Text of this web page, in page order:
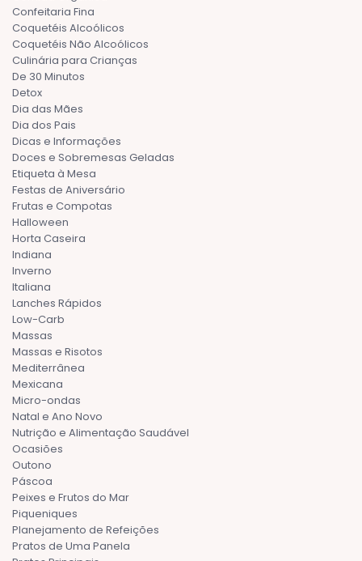
Confeitaria Fina
Coquetéis Alcoólicos
Coquetéis Não Alcoólicos
Culinária para Crianças
De 30 Minutos
Detox
Dia das Mães
Dia dos Pais
Dicas e Informações
Doces e Sobremesas Geladas
Etiqueta à Mesa
Festas de Aniversário
Frutas e Compotas
Halloween
Horta Caseira
Indiana
Inverno
Italiana
Lanches Rápidos
Low-Carb
Massas
Massas e Risotos
Mediterrânea
Mexicana
Micro-ondas
Natal e Ano Novo
Nutrição e Alimentação Saudável
Ocasiões
Outono
Páscoa
Peixes e Frutos do Mar
Piqueniques
Planejamento de Refeições
Pratos de Uma Panela